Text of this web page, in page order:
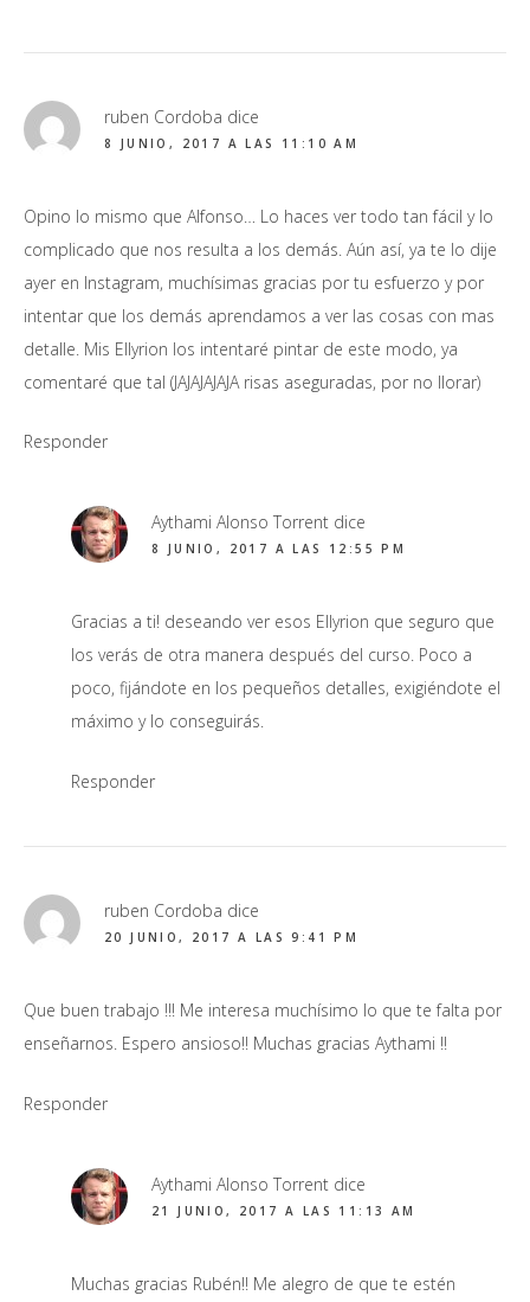
ruben Cordoba dice
8 JUNIO, 2017 A LAS 11:10 AM
Opino lo mismo que Alfonso… Lo haces ver todo tan fácil y lo
complicado que nos resulta a los demás. Aún así, ya te lo dije
ayer en Instagram, muchísimas gracias por tu esfuerzo y por
intentar que los demás aprendamos a ver las cosas con mas
detalle. Mis Ellyrion los intentaré pintar de este modo, ya
comentaré que tal (JAJAJAJAJA risas aseguradas, por no llorar)
Responder
Aythami Alonso Torrent dice
8 JUNIO, 2017 A LAS 12:55 PM
Gracias a ti! deseando ver esos Ellyrion que seguro que
los verás de otra manera después del curso. Poco a
poco, fijándote en los pequeños detalles, exigiéndote el
máximo y lo conseguirás.
Responder
ruben Cordoba dice
20 JUNIO, 2017 A LAS 9:41 PM
Que buen trabajo !!! Me interesa muchísimo lo que te falta por
enseñarnos. Espero ansioso!! Muchas gracias Aythami !!
Responder
Aythami Alonso Torrent dice
21 JUNIO, 2017 A LAS 11:13 AM
Muchas gracias Rubén!! Me alegro de que te estén